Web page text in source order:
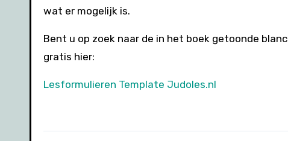
wat er mogelijk is.
Bent u op zoek naar de in het boek getoonde
gratis hier:
Lesformulieren Template Judoles.nl